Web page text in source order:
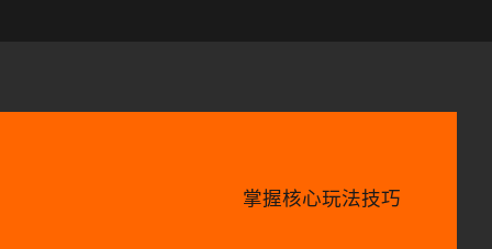
掌握核心玩法技巧